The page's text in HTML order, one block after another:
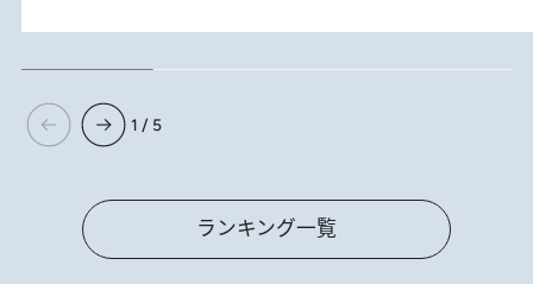
1 / 5
ランキング一覧